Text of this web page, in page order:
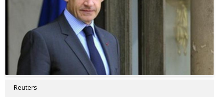
Reuters